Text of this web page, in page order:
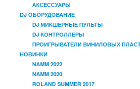
АКСЕССУАРЫ
DJ ОБОРУДОВАНИЕ
DJ МИКШЕРНЫЕ ПУЛЬТЫ
DJ КОНТРОЛЛЕРЫ
ПРОИГРЫВАТЕЛИ ВИНИЛОВЫХ
НОВИНКИ
NAMM 2022
NAMM 2020
ROLAND SUMMER 2017